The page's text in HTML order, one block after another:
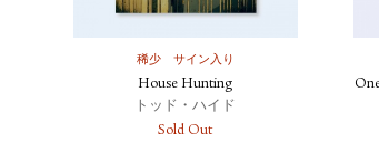
稀少 サイン入り
House Hunting
トッド・ハイド
Sold Out